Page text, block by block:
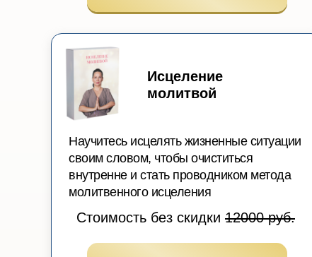
Исцеление
молитвой
Научитесь исцелять жизненные ситуации
своим словом, чтобы очиститься
внутренне и стать проводником метода
молитвенного исцеления
Стоимость без скидки 12000 руб.